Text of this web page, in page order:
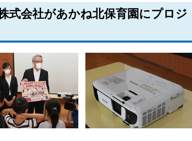
式会社があかね北保育園にプロジ